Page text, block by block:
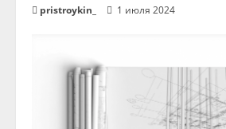
pristroykin_ 1 июля 2024